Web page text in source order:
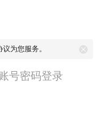
为您服务。
号密码登录